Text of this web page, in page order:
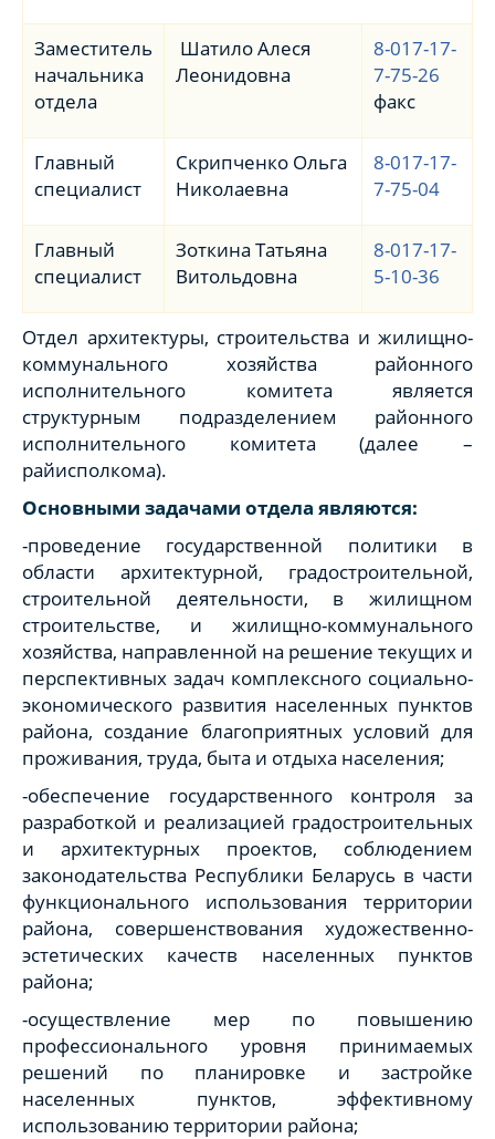
Заместитель
начальника
отдела
Шатило Алеся
Леонидовна
8-017-17-
7-75-26
факс
Главный
специалист
Скрипченко Ольга
Николаевна
8-017-17-
7-75-04
Главный
специалист
Зоткина Татьяна
Витольдовна
8-017-17-
5-10-36
Отдел архитектуры, строительства и жилищно-
коммунального хозяйства районного
исполнительного комитета является
структурным подразделением районного
исполнительного комитета (далее –
райисполкома).
Основными задачами отдела являются:
-проведение государственной политики в
области архитектурной, градостроительной,
строительной деятельности, в жилищном
строительстве, и жилищно-коммунального
хозяйства, направленной на решение текущих и
перспективных задач комплексного социально-
экономического развития населенных пунктов
района, создание благоприятных условий для
проживания, труда, быта и отдыха населения;
-обеспечение государственного контроля за
разработкой и реализацией градостроительных
и архитектурных проектов, соблюдением
законодательства Республики Беларусь в части
функционального использования территории
района, совершенствования художественно-
эстетических качеств населенных пунктов
района;
-осуществление мер по повышению
профессионального уровня принимаемых
решений по планировке и застройке
населенных пунктов, эффективному
использованию территории района;